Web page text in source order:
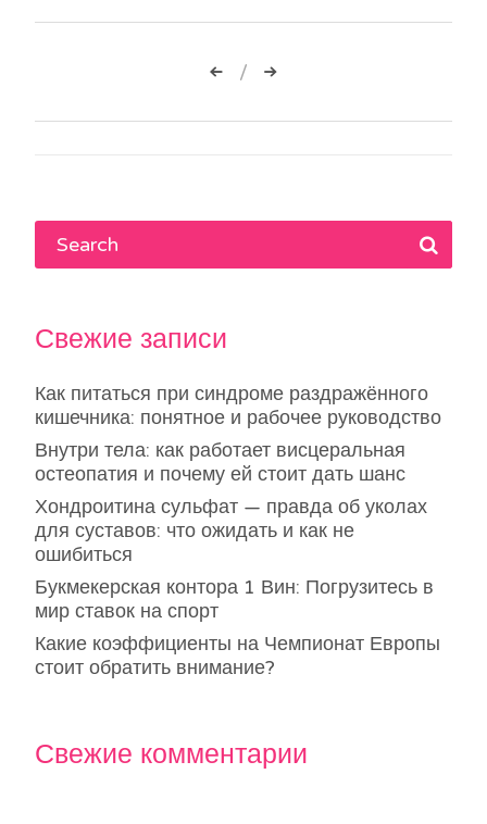
Навигация
по
Свежие записи
Как питаться при синдроме раздражённого
кишечника: понятное и рабочее руководство
Внутри тела: как работает висцеральная
остеопатия и почему ей стоит дать шанс
Хондроитина сульфат — правда об уколах
для суставов: что ожидать и как не
ошибиться
Букмекерская контора 1 Вин: Погрузитесь в
мир ставок на спорт
Какие коэффициенты на Чемпионат Европы
стоит обратить внимание?
Свежие комментарии